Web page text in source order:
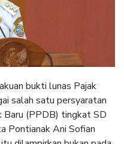
bukti lunas Pajak
salah satu persyaratan
Baru (PPDB) tingkat SD
Pontianak Ani Sofian
dilampirkan bukan pada